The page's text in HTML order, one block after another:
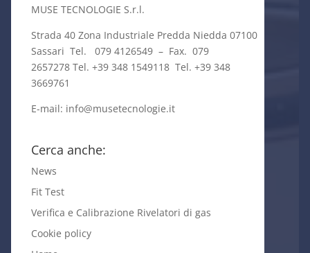
MUSE TECNOLOGIE S.r.l.
Strada 40 Zona Industriale Predda Niedda 07100
Sassari Tel. 079 4126549 – Fax. 079
2657278 Tel. +39 348 1549118 Tel. +39 348
3669761
E-mail: info@musetecnologie.it
Cerca anche:
News
Fit Test
Verifica e Calibrazione Rivelatori di gas
Cookie policy